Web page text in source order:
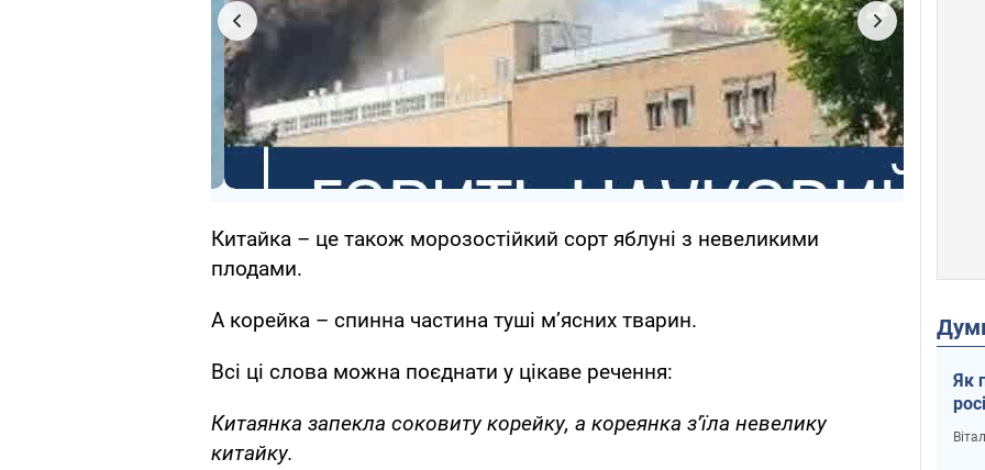
Китайка – це також морозостійкий сорт яблуні з невеликими
плодами.
А корейка – спинна частина туші м’ясних тварин.
Всі ці слова можна поєднати у цікаве речення:
Китаянка запекла соковиту корейку, а кореянка з’їла невелику
китайку.
Як